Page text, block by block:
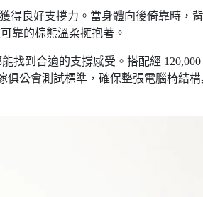
得良好支撐力。當身體向後倚靠時，背
靠的棕熊溫柔擁抱著。
找到合適的支撐感受。搭配經 120,000
俱公會測試標準，確保整張電腦椅結構